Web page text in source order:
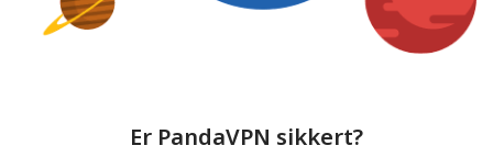
Er PandaVPN sikkert?